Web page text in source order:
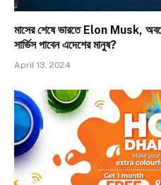
মাসের শেষে ভারতে Elon Musk,
সার্ভিস পাবেন এদেশের মানুষ?
April 13, 2024